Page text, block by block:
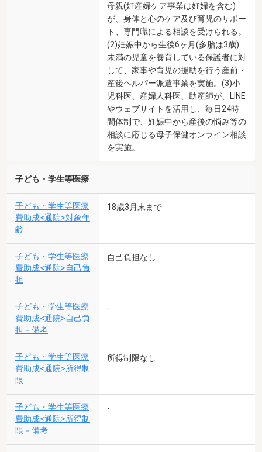
母親(妊産婦ケア事業は妊婦を含む)
が、身体と心のケア及び育児のサポー
ト、専門職による相談を受けられる。
(2)妊娠中から生後6ヶ月(多胎は3歳)
未満の児童を養育している保護者に対
して、家事や育児の援助を行う産前・
産後ヘルパー派遣事業を実施。(3)小
児科医、産婦人科医、助産師が、LINE
やウェブサイトを活用し、毎日24時
間体制で、妊娠中から産後の悩み等の
相談に応じる母子保健オンライン相談
を実施。
子ども・学生等医療
子ども・学生等医療
費助成<通院>対象年
齢
18歳3月末まで
子ども・学生等医療
費助成<通院>自己負
担
自己負担なし
子ども・学生等医療
費助成<通院>自己負
担－備考
-
子ども・学生等医療
費助成<通院>所得制
限
所得制限なし
子ども・学生等医療
費助成<通院>所得制
限－備考
-